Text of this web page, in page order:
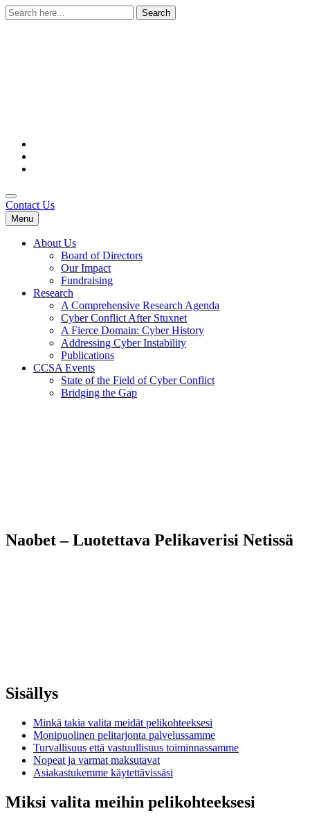
Search
for:
Contact Us
Menu
About Us
Board of Directors
Our Impact
Fundraising
Research
A Comprehensive Research Agenda
Cyber Conflict After Stuxnet
A Fierce Domain: Cyber History
Addressing Cyber Instability
Publications
CCSA Events
State of the Field of Cyber Conflict
Bridging the Gap
Naobet – Luotettava Pelikaverisi Netissä
Sisällys
Minkä takia valita meidät pelikohteeksesi
Monipuolinen pelitarjonta palvelussamme
Turvallisuus että vastuullisuus toiminnassamme
Nopeat ja varmat maksutavat
Asiakastukemme käytettävissäsi
Miksi valita meihin pelikohteeksesi